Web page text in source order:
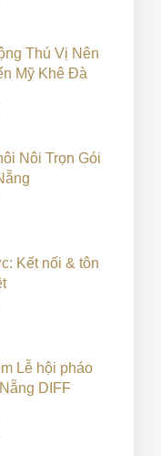
Thú Vị Nên
Mỹ Khê Đà
Nôi Trọn Gói
Kết nối & tôn
Lễ hội pháo
DIFF